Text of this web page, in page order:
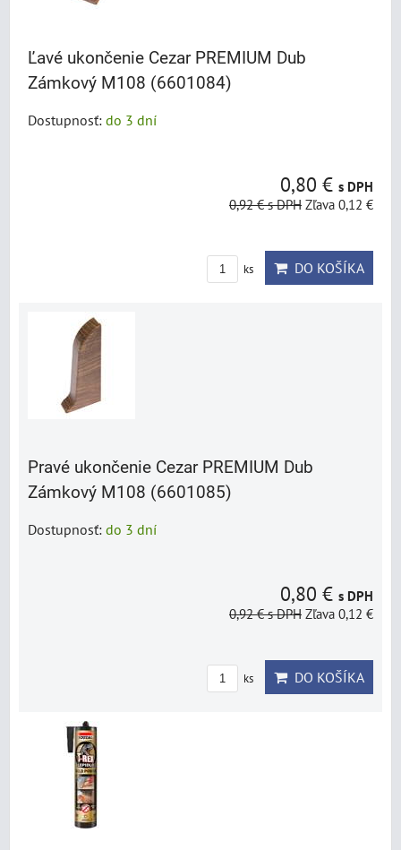
Ľavé ukončenie Cezar PREMIUM Dub
Zámkový M108 (6601084)
Dostupnosť: do 3 dní
0,80 € s DPH
0,92 €s DPH Zľava 0,12 €
ks DO KOŠÍKA
Pravé ukončenie Cezar PREMIUM Dub
Zámkový M108 (6601085)
Dostupnosť: do 3 dní
0,80 € s DPH
0,92 €s DPH Zľava 0,12 €
ks DO KOŠÍKA